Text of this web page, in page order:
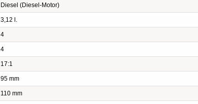
Diesel (Diesel-Motor)
3,12 l.
4
4
17:1
95 mm
110 mm